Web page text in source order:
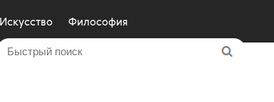
Искусство Философия